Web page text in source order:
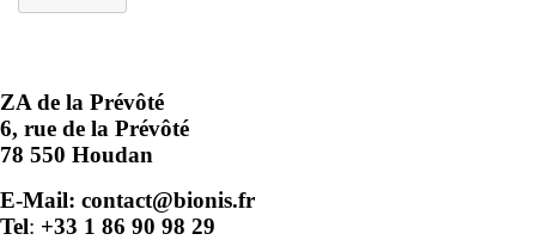
ZA de la Prévôté
6, rue de la Prévôté
78 550 Houdan
E-Mail: contact@bionis.fr
Tel: +33 1 86 90 98 29